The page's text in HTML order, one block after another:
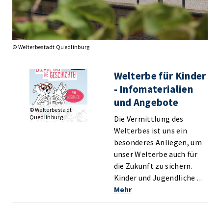
© Welterbestadt Quedlinburg
Welterbe für Kinder
- Infomaterialien
und Angebote
Die Vermittlung des
Welterbes ist uns ein
besonderes Anliegen, um
unser Welterbe auch für
die Zukunft zu sichern.
Kinder und Jugendliche ...
Mehr
© Welterbestadt
Quedlinburg